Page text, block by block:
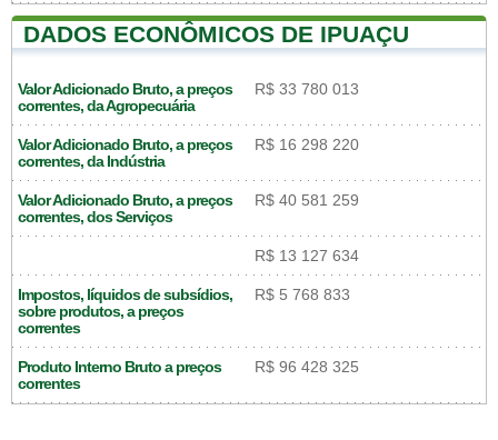
DADOS ECONÔMICOS DE IPUAÇU
Valor Adicionado Bruto, a preços
correntes, da Agropecuária
R$ 33 780 013
Valor Adicionado Bruto, a preços
correntes, da Indústria
R$ 16 298 220
Valor Adicionado Bruto, a preços
correntes, dos Serviços
R$ 40 581 259
R$ 13 127 634
Impostos, líquidos de subsídios,
sobre produtos, a preços
correntes
R$ 5 768 833
Produto Interno Bruto a preços
correntes
R$ 96 428 325